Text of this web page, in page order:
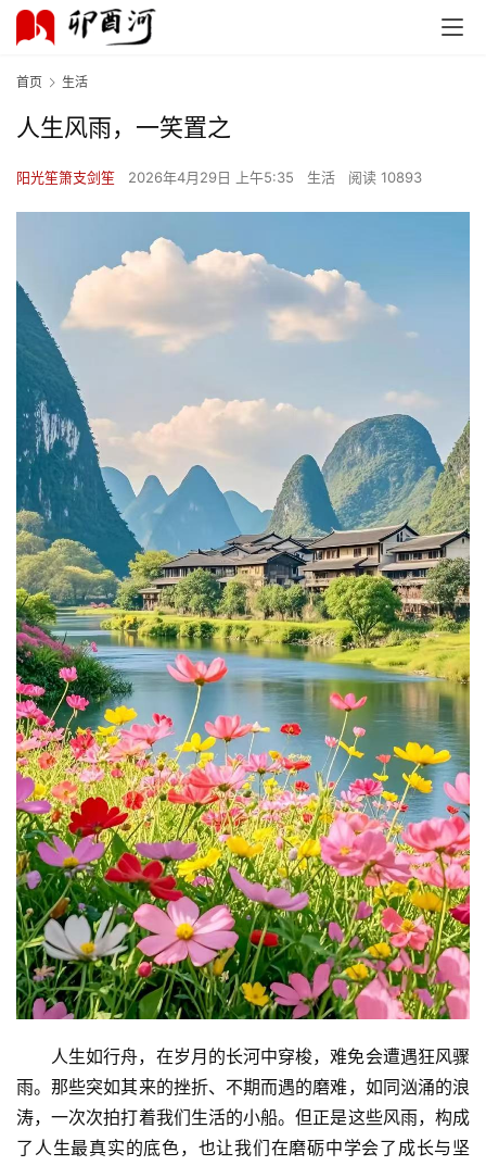
首页 生活
人生风雨，一笑置之
阳光笙箫支剑笙 2026年4月29日 上午5:35 生活 阅读 10893
人生如行舟，在岁月的长河中穿梭，难免会遭遇狂风骤
雨。那些突如其来的挫折、不期而遇的磨难，如同汹涌的浪
涛，一次次拍打着我们生活的小船。但正是这些风雨，构成
了人生最真实的底色，也让我们在磨砺中学会了成长与坚